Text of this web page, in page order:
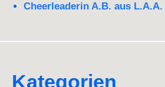
Cheerleaderin A.B. aus L.A.A.
Kategorien